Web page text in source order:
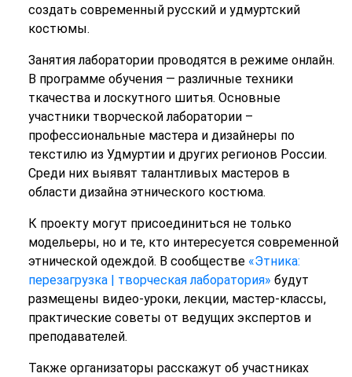
создать современный русский и удмуртский
костюмы.
Занятия лаборатории проводятся в режиме онлайн.
В программе обучения — различные техники
ткачества и лоскутного шитья. Основные
участники творческой лаборатории –
профессиональные мастера и дизайнеры по
текстилю из Удмуртии и других регионов России.
Среди них выявят талантливых мастеров в
области дизайна этнического костюма.
К проекту могут присоединиться не только
модельеры, но и те, кто интересуется современной
этнической одеждой. В сообществе «Этника:
перезагрузка | творческая лаборатория» будут
размещены видео-уроки, лекции, мастер-классы,
практические советы от ведущих экспертов и
преподавателей.
Также организаторы расскажут об участниках